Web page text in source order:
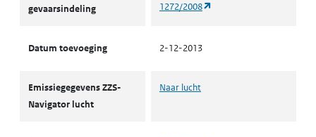
gevaarsindeling
1272/2008
Datum toevoeging 2-12-2013
Emissiegegevens ZZS-
Navigator lucht
Naar lucht